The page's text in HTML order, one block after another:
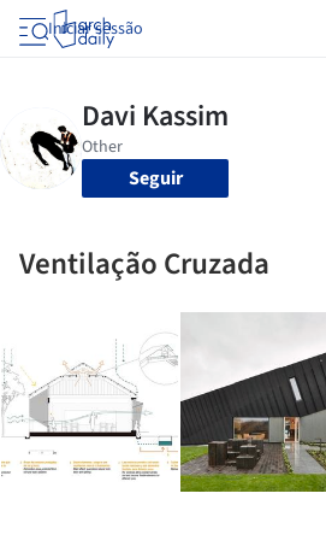
Iniciar sessão
Seguir
Ventilação Cruzada